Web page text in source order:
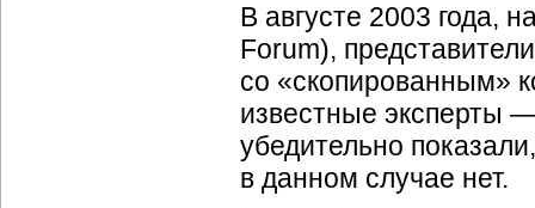
В августе 2003 года,
Forum),
со «скопированным»
известные эксперты
убедительно
в данном случае нет.